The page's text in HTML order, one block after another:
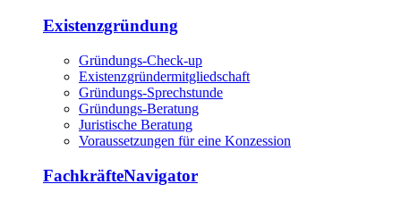
Existenzgründung
Gründungs-Check-up
Existenzgründermitgliedschaft
Gründungs-Sprechstunde
Gründungs-Beratung
Juristische Beratung
Voraussetzungen für eine Konzession
FachkräfteNavigator